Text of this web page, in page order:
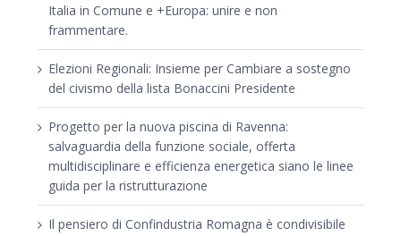
Italia in Comune e +Europa: unire e non
frammentare.
Elezioni Regionali: Insieme per Cambiare a sostegno
del civismo della lista Bonaccini Presidente
Progetto per la nuova piscina di Ravenna:
salvaguardia della funzione sociale, offerta
multidisciplinare e efficienza energetica siano le linee
guida per la ristrutturazione
Il pensiero di Confindustria Romagna è condivisibile